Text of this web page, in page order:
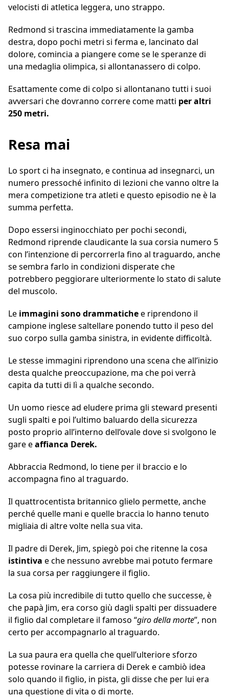
velocisti di atletica leggera, uno strappo.
Redmond si trascina immediatamente la gamba
destra, dopo pochi metri si ferma e, lancinato dal
dolore, comincia a piangere come se le speranze di
una medaglia olimpica, si allontanassero di colpo.
Esattamente come di colpo si allontanano tutti i suoi
avversari che dovranno correre come matti per altri
250 metri.
Resa mai
Lo sport ci ha insegnato, e continua ad insegnarci, un
numero pressoché infinito di lezioni che vanno oltre la
mera competizione tra atleti e questo episodio ne è la
summa perfetta.
Dopo essersi inginocchiato per pochi secondi,
Redmond riprende claudicante la sua corsia numero 5
con l’intenzione di percorrerla fino al traguardo, anche
se sembra farlo in condizioni disperate che
potrebbero peggiorare ulteriormente lo stato di salute
del muscolo.
Le immagini sonodrammatichee riprendono il
campione inglese saltellare ponendo tutto il peso del
suo corpo sulla gamba sinistra, in evidente difficoltà.
Le stesse immagini riprendono una scena che all’inizio
desta qualche preoccupazione, ma che poi verrà
capita da tutti di lì a qualche secondo.
Un uomo riesce ad eludere prima gli steward presenti
sugli spalti e poi l’ultimo baluardo della sicurezza
posto proprio all’interno dell’ovale dove si svolgono le
gare eaffianca Derek.
Abbraccia Redmond, lo tiene per il braccio e lo
accompagna fino al traguardo.
Il quattrocentista britannico glielo permette, anche
perché quelle mani e quelle braccia lo hanno tenuto
migliaia di altre volte nella sua vita.
Il padre di Derek, Jim, spiegò poi che ritenne la cosa
istintiva e che nessuno avrebbe mai potuto fermare
la sua corsa per raggiungere il figlio.
La cosa più incredibile di tutto quello che successe, è
che papà Jim, era corso giù dagli spalti per dissuadere
il figlio dal completare il famoso “giro della morte”, non
certo per accompagnarlo al traguardo.
La sua paura era quella che quell’ulteriore sforzo
potesse rovinare la carriera di Derek e cambiò idea
solo quando il figlio, in pista, gli disse che per lui era
una questione di vita o di morte.